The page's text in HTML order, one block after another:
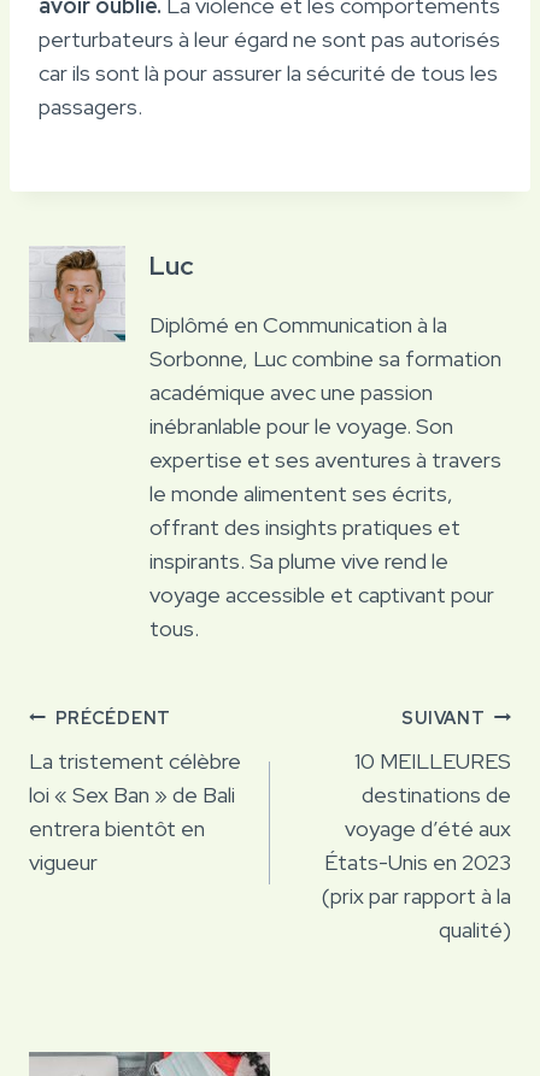
perturbateurs à leur égard ne sont pas autorisés
car ils sont là pour assurer la sécurité de tous les
passagers.
Luc
Diplômé en Communication à la
Sorbonne, Luc combine sa formation
académique avec une passion
inébranlable pour le voyage. Son
expertise et ses aventures à travers
le monde alimentent ses écrits,
offrant des insights pratiques et
inspirants. Sa plume vive rend le
voyage accessible et captivant pour
tous.
Navigation
de
l’article
PRÉCÉDENT
La tristement célèbre
loi « Sex Ban » de Bali
entrera bientôt en
vigueur
SUIVANT
10 MEILLEURES
destinations de
voyage d’été aux
États-Unis en 2023
(prix par rapport à la
qualité)